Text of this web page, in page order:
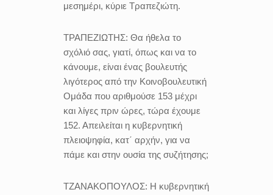
μεσημέρι, κύριε Τραπεζιώτη.
ΤΡΑΠΕΖΙΩΤΗΣ: Θα ήθελα το
σχόλιό σας, γιατί, όπως και να το
κάνουμε, είναι ένας βουλευτής
λιγότερος από την Κοινοβουλευτική
Ομάδα που αριθμούσε 153 μέχρι
και λίγες πριν ώρες, τώρα έχουμε
152. Απειλείται η κυβερνητική
πλειοψηφία, κατ΄ αρχήν, για να
πάμε και στην ουσία της συζήτησης;
ΤΖΑΝΑΚΟΠΟΥΛΟΣ: Η κυβερνητική